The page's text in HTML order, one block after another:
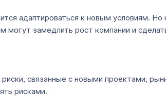
адаптироваться к новым условиям.
могут замедлить рост компании и
связанные с новыми проектами,
рисками.